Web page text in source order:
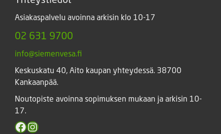
Asiakaspalvelu avoinna arkisin klo 10-17
02 631 9700
info@siemenvesa.fi
Keskuskatu 40, Aito kaupan yhteydessä. 38700
Kankaanpää.
Noutopiste avoinna sopimuksen mukaan ja arkisin 10-
17.
Facebook
Instagram